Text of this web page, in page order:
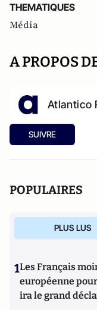
THEMATIQUES
Média
A PROPOS
Atlantico
SUIVRE
POPULAIRES
PLUS LUS
1Les Français
européenne
ira le grand